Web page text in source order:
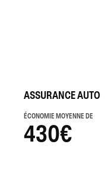
ASSURANCE AUTO
ÉCONOMIE MOYENNE DE
430€